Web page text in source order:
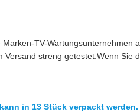
TV-
streng getestet.Wenn Sie
in 13 Stück verpackt werden.